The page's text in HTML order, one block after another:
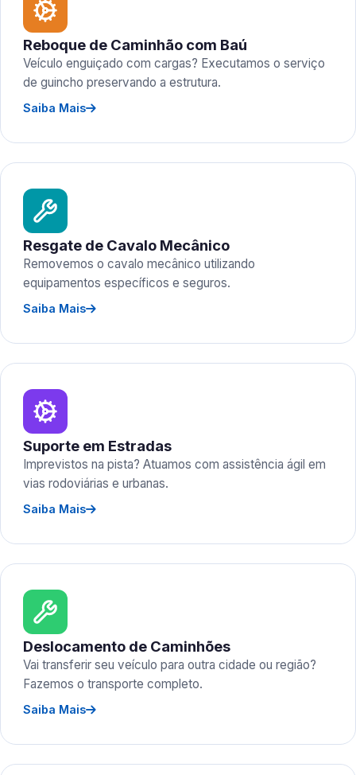
Reboque de Caminhão com Baú
Veículo enguiçado com cargas? Executamos o serviço
de guincho preservando a estrutura.
Saiba Mais
Resgate de Cavalo Mecânico
Removemos o cavalo mecânico utilizando
equipamentos específicos e seguros.
Saiba Mais
Suporte em Estradas
Imprevistos na pista? Atuamos com assistência ágil em
vias rodoviárias e urbanas.
Saiba Mais
Deslocamento de Caminhões
Vai transferir seu veículo para outra cidade ou região?
Fazemos o transporte completo.
Saiba Mais